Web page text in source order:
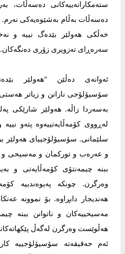
ستەمکارانەییەکانی دەسەڵات،
دەسەڵات بەڵام بەشێوەیەکی نەرم.
خەڵکی هەولێر بێدەگ نییە و
سەرەڕای تەزویری زۆری دەنگەکان.
ئەوانەی دەڵێن "هەولێر
سۆسیۆلۆجی نازانن و زیاتر هەستی
بەسەردا زاڵە. هەولێر شارێکی
لەڕووی کۆمەڵایەتییەوە پتەو
سلێمانی. سۆسیۆلۆجییای هەولێر
و عەرەب و تورکمان و مەسیحی و
ببنە چیمەنتۆی کۆمەڵایەتی و
وەرگرن. چونکە پەیوەندییە
هەندیجار دابڕاوە. بۆ نموونە
مەسیحییەکان و ناتوانن ببنە
هەڵوێست وەرگرن لەگەڵ
ئەم حەقیقەتە سۆسیۆلۆجییە